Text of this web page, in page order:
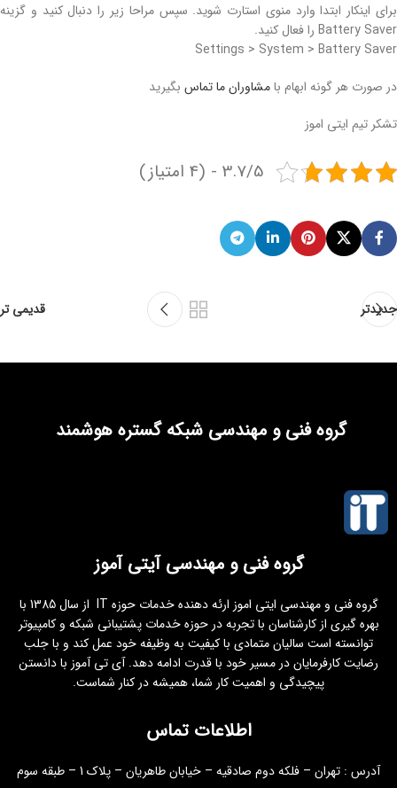
برای اینکار ابتدا وارد منوی استارت شوید. سپس مراحا زیر را دنبال کنید و گزینه
Battery Saver را فعال کنید.
Settings > System > Battery Saver
در صورت هر گونه ابهام بامشاوران ما تماس بگیرید
تشکر تیم ایتی اموز
3.7/5 - (4 امتیاز)
جدیدتر قدیمی تر
گروه فنی و مهندسی شبکه گستره هوشمند
گروه فنی و مهندسی آیتی آموز
گروه فنی و مهندسی ایتی اموز ارئه دهنده خدمات حوزه IT از سال 1385 با
بهره گیری از کارشناسان با تجربه در حوزه خدمات پشتیبانی شبکه و کامپیوتر
توانسته است سالیان متمادی با کیفیت به وظیفه خود عمل کند و با جلب
رضایت کارفرمایان در مسیر خود با قدرت ادامه دهد. آی تی آموز با دانستن
پیچیدگی و اهمیت کار شما، همیشه در کنار شماست.
اطلاعات تماس
آدرس : تهران – فلکه دوم صادقیه – خیابان طاهریان – پلاک 1 – طبقه سوم